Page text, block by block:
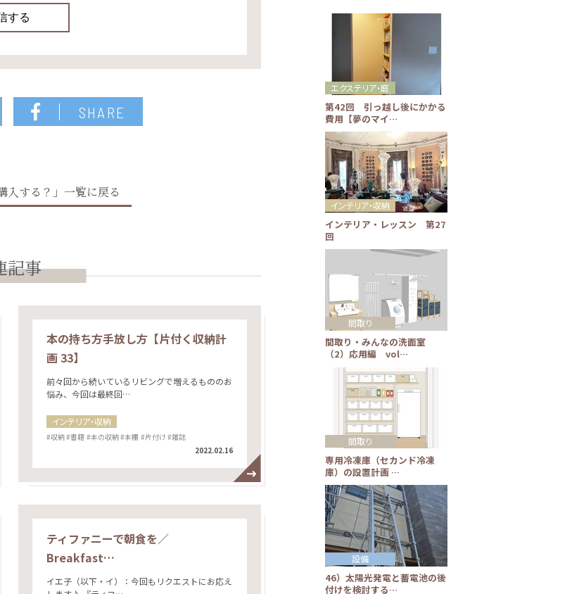
SHARE
入する？」一覧に戻る
記事
本の持ち方手放し方【片付く収納計
画 33】
前々回から続いているリビングで増えるもののお
悩み、今回は最終回…
インテリア・収納
#収納#書籍 #本の収納#本棚 #片付け#雑誌
2022.02.16
ティファニーで朝食を／
Breakfast…
イエ子（以下・イ）：今回もリクエストにお応え
第42回 引っ越し後にかかる
費用【夢のマイ…
エクステリア・庭
インテリア・レッスン 第27
回
インテリア・収納
間取り・みんなの洗面室
（2）応用編 vol…
間取り
専用冷凍庫（セカンド冷凍
庫）の設置計画 …
間取り
46）太陽光発電と蓄電池の後
付けを検討する…
設備